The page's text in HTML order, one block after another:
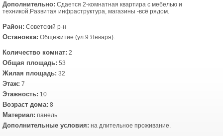
Дополнительно: Сдается 2-комнатная квартира с мебелью и
техникой.Развитая инфраструктура, магазины -всё рядом.
Район: Советский р-н
Остановка: Общежитие (ул.9 Января).
Количество комнат: 2
Общая площадь: 53
Жилая площадь: 32
Этаж: 7
Этажность: 10
Возраст дома: 8
Материал: панель
Дополнительные условия: на длительное проживание.